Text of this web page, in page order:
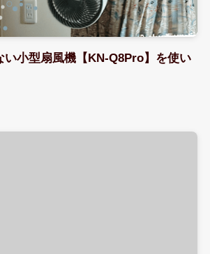
い小型扇風機【KN-Q8Pro】を使い